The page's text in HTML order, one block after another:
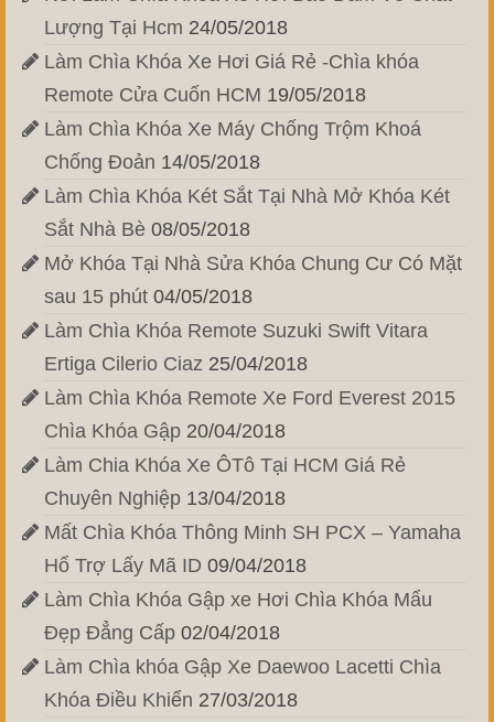
Lượng Tại Hcm 24/05/2018
Làm Chìa Khóa Xe Hơi Giá Rẻ -Chìa khóa
Remote Cửa Cuốn HCM 19/05/2018
Làm Chìa Khóa Xe Máy Chống Trộm Khoá
Chống Đoản 14/05/2018
Làm Chìa Khóa Két Sắt Tại Nhà Mở Khóa Két
Sắt Nhà Bè 08/05/2018
Mở Khóa Tại Nhà Sửa Khóa Chung Cư Có Mặt
sau 15 phút 04/05/2018
Làm Chìa Khóa Remote Suzuki Swift Vitara
Ertiga Cilerio Ciaz 25/04/2018
Làm Chìa Khóa Remote Xe Ford Everest 2015
Chìa Khóa Gập 20/04/2018
Làm Chia Khóa Xe ÔTô Tại HCM Giá Rẻ
Chuyên Nghiệp 13/04/2018
Mất Chìa Khóa Thông Minh SH PCX – Yamaha
Hổ Trợ Lấy Mã ID 09/04/2018
Làm Chìa Khóa Gập xe Hơi Chìa Khóa Mẩu
Đẹp Đẳng Cấp 02/04/2018
Làm Chìa khóa Gập Xe Daewoo Lacetti Chìa
Khóa Điều Khiển 27/03/2018